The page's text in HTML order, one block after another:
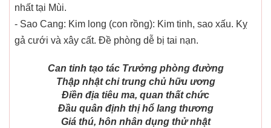
nhất tại Mùi.
- Sao Cang: Kim long (con rồng): Kim tinh, sao xấu. Kỵ
gả cưới và xây cất. Đề phòng dễ bị tai nạn.
Can tinh tạo tác Trưởng phòng đường
Thập nhật chi trung chủ hữu ương
Điền địa tiêu ma, quan thất chức
Đầu quân định thị hổ lang thương
Giá thú, hôn nhân dụng thử nhật